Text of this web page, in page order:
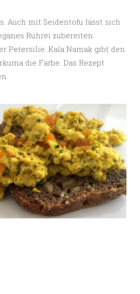
Auch mit Seidentofu lässt sich
Rührei zubereiten:
Petersilie. Kala Namak gibt den
die Farbe. Das Rezept